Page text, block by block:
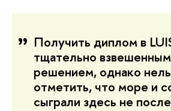
Получить диплом в
тщательно взвешенным
решением, однако
отметить, что море и
сыграли здесь не